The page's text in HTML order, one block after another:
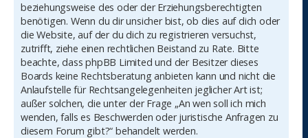
beziehungsweise des oder der Erziehungsberechtigten
benötigen. Wenn du dir unsicher bist, ob dies auf dich oder
die Website, auf der du dich zu registrieren versuchst,
zutrifft, ziehe einen rechtlichen Beistand zu Rate. Bitte
beachte, dass phpBB Limited und der Besitzer dieses
Boards keine Rechtsberatung anbieten kann und nicht die
Anlaufstelle für Rechtsangelegenheiten jeglicher Art ist;
außer solchen, die unter der Frage „An wen soll ich mich
wenden, falls es Beschwerden oder juristische Anfragen zu
diesem Forum gibt?“ behandelt werden.